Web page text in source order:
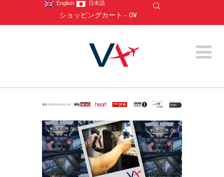
English 日本語
ショッピングカート - 0¥